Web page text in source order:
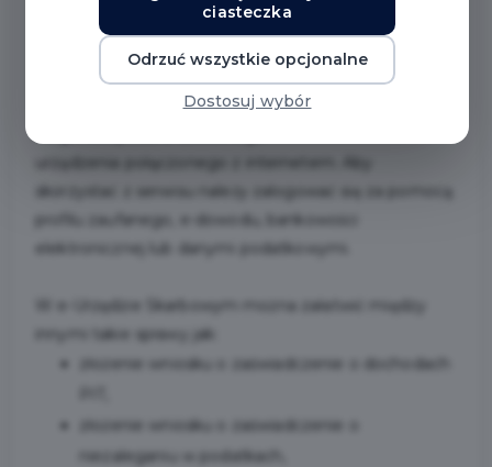
łatwo, szybko i kompleksowo załatwić swoje
sprawy podatkowe.
E-Urząd Skarbowy działa przez całą dobę, można z
profilu zaufanego, e-dowodu, bankowości
elektronicznej lub danymi podatkowymi.
W e-Urzędzie Skarbowym można załatwić między
innymi takie sprawy jak:
złożenie wniosku o zaświadczenie o dochodach
złożenie wniosku o zaświadczenie o
niezaleganiu w podatkach,
ciasteczka
Odrzuć wszystkie opcjonalne
Dostosuj wybór